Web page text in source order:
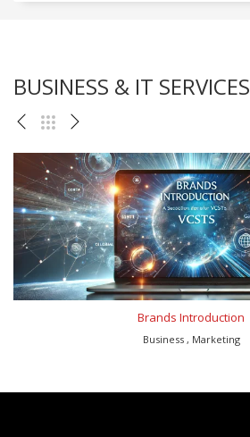
BUSINESS & IT SERVICES
Brands Introduction
Business , Marketing